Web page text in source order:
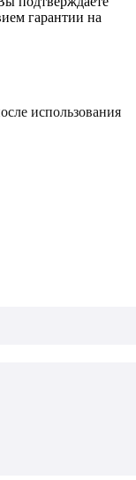
гарантии на
использования